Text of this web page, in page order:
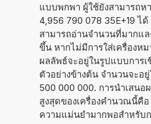
แบบพกพา ผู้ใช้ยังสามารถห
4,956 790 078 35E+19 ไ
สามารถอ่านจำนวนที่มากแ
ขึ้น หากไม่มีการใส่เครื่องห
ผลลัพธ์จะอยู่ในรูปแบบการ
ตัวอย่างข้างต้น จำนวนจะ
500 000 000. การนำเสน
สูงสุดของเครื่องคำนวณนี้คื
ความแม่นยำมากพอสำหรับ